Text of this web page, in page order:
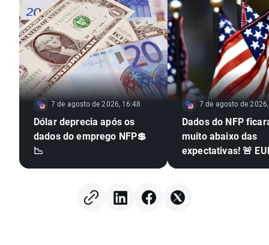
7 de agosto de 2026, 16:48
Dólar deprecia após os
dados do emprego NFP💲
📉
7 de agosto de
Dados do NFP
muito abaixo das
expectativas! 🚨